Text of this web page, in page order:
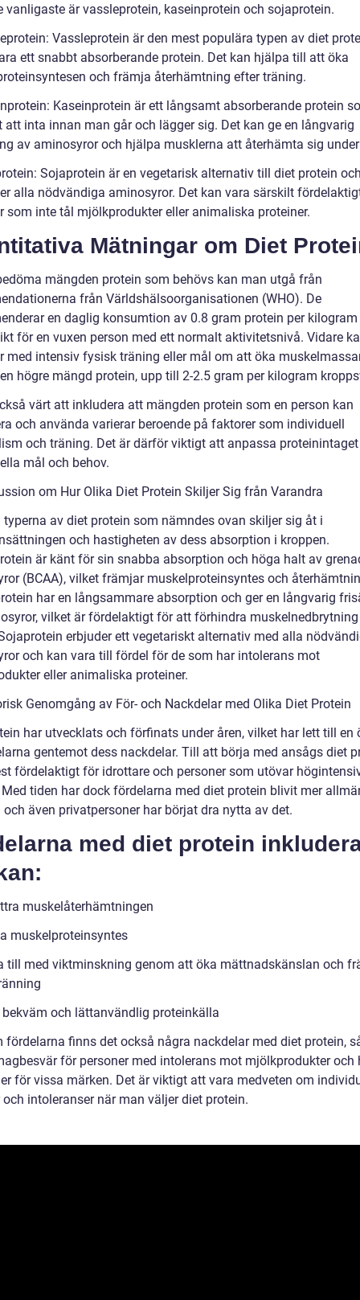
vanligaste är vassleprotein, kaseinprotein och sojaprotein.
Vassleprotein är den mest populära typen av diet
ett snabbt absorberande protein. Det kan hjälpa till att öka
och främja återhämtning efter träning.
Kaseinprotein är ett långsamt absorberande protein
att inta innan man går och lägger sig. Det kan ge en långvarig
av aminosyror och hjälpa musklerna att återhämta sig
Sojaprotein är en vegetarisk alternativ till diet protein
alla nödvändiga aminosyror. Det kan vara särskilt
som inte tål mjölkprodukter eller animaliska proteiner.
Mätningar om Diet
mängden protein som behövs kan man utgå från
från Världshälsoorganisationen (WHO). De
en daglig konsumtion av 0.8 gram protein per kilogram
för en vuxen person med ett normalt aktivitetsnivå. Vidare
med intensiv fysisk träning eller mål om att öka
högre mängd protein, upp till 2-2.5 gram per kilogram
värt att inkludera att mängden protein som en person kan
och använda varierar beroende på faktorer som individuell
och träning. Det är därför viktigt att anpassa
mål och behov.
om Hur Olika Diet Protein Skiljer Sig från Varandra
typerna av diet protein som nämndes ovan skiljer sig åt i
och hastigheten av dess absorption i kroppen.
är känt för sin snabba absorption och höga halt av
(BCAA), vilket främjar muskelproteinsyntes och
har en långsammare absorption och ger en långvarig
vilket är fördelaktigt för att förhindra
erbjuder ett vegetariskt alternativ med alla
och kan vara till fördel för de som har intolerans mot
eller animaliska proteiner.
Genomgång av För- och Nackdelar med Olika Diet Protein
har utvecklats och förfinats under åren, vilket har lett till en
gentemot dess nackdelar. Till att börja med ansågs diet
fördelaktigt för idrottare och personer som utövar
tiden har dock fördelarna med diet protein blivit mer
och även privatpersoner har börjat dra nytta av det.
med diet protein
muskelåterhämtningen
muskelproteinsyntes
till med viktminskning genom att öka mättnadskänslan och
bekväm och lättanvändlig proteinkälla
fördelarna finns det också några nackdelar med diet protein,
för personer med intolerans mot mjölkprodukter och
för vissa märken. Det är viktigt att vara medveten om
och intoleranser när man väljer diet protein.